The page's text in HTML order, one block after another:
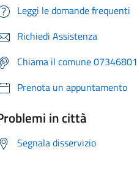
Leggi le domande frequenti
Richiedi Assistenza
Chiama il comune 07346801
Prenota un appuntamento
in città
Segnala disservizio